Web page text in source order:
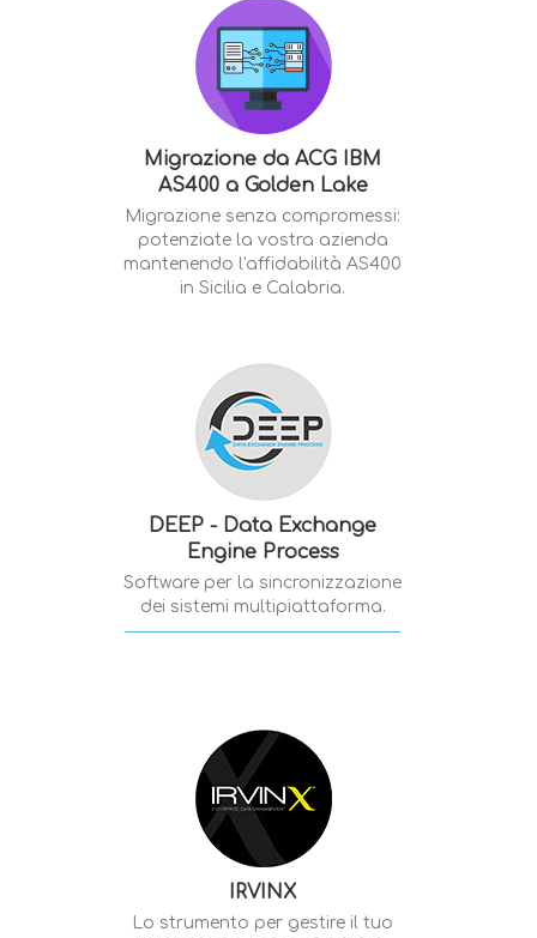
Migrazione da ACG IBM
AS400 a Golden Lake
Migrazione senza compromessi:
potenziate la vostra azienda
mantenendo l'affidabilità AS400
in Sicilia e Calabria.
DEEP - Data Exchange
Engine Process
Software per la sincronizzazione
dei sistemi multipiattaforma.
IRVINX
Lo strumento per gestire il tuo